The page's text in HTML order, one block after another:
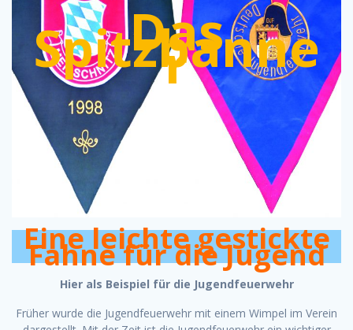
Das
Spitzbanne
r
Eine leichte gestickte
Fahne für die Jugend
Hier als Beispiel für die Jugendfeuerwehr
Früher wurde die Jugendfeuerwehr mit einem Wimpel im Verein